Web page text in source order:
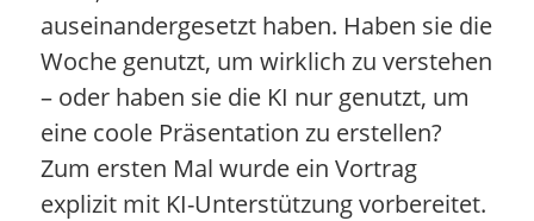
auseinandergesetzt haben. Haben sie die
Woche genutzt, um wirklich zu verstehen
– oder haben sie die KI nur genutzt, um
eine coole Präsentation zu erstellen?
Zum ersten Mal wurde ein Vortrag
explizit mit KI-Unterstützung vorbereitet.